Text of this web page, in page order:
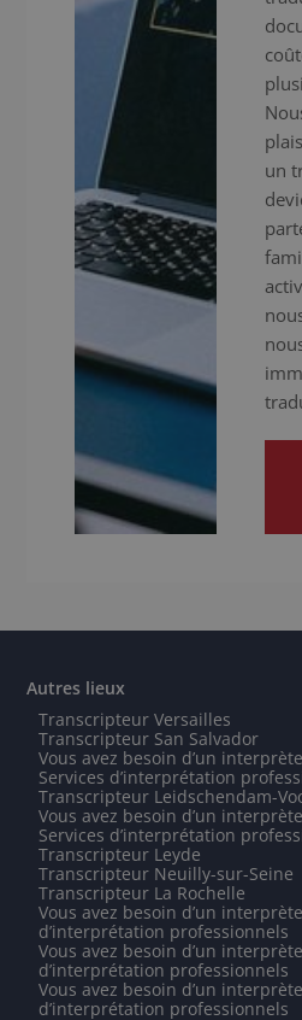
un
Autres lieux
Transcripteur Versailles
Transcripteur San Salvador
Vous avez besoin d’un
Services d’interprétation
Transcripteur Leidschendam-
Vous avez besoin d’un
Services d’interprétation
Transcripteur Leyde
Transcripteur Neuilly-sur-Seine
Transcripteur La Rochelle
Vous avez besoin d’un
d’interprétation professionnels
Vous avez besoin d’un
d’interprétation professionnels
Vous avez besoin d’un
d’interprétation professionnels